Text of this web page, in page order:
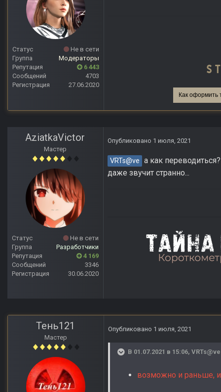
Статус
Не в сети
Группа
Модераторы
Репутация
6 443
Сообщений
4703
Регистрация
27.06.2020
Как оформить
AziatkaVictor
Мастер
Статус
Не в сети
Группа
Разработчики
Репутация
4 169
Сообщений
3346
Регистрация
30.06.2020
Опубликовано 1 июля, 2021
VRTs@ve а как
даже звучит странно...
Тень121
Мастер
Опубликовано 1 июля, 2021
В 01.07.2021 в 15:06, VRTs@ve
возможно и раньше,